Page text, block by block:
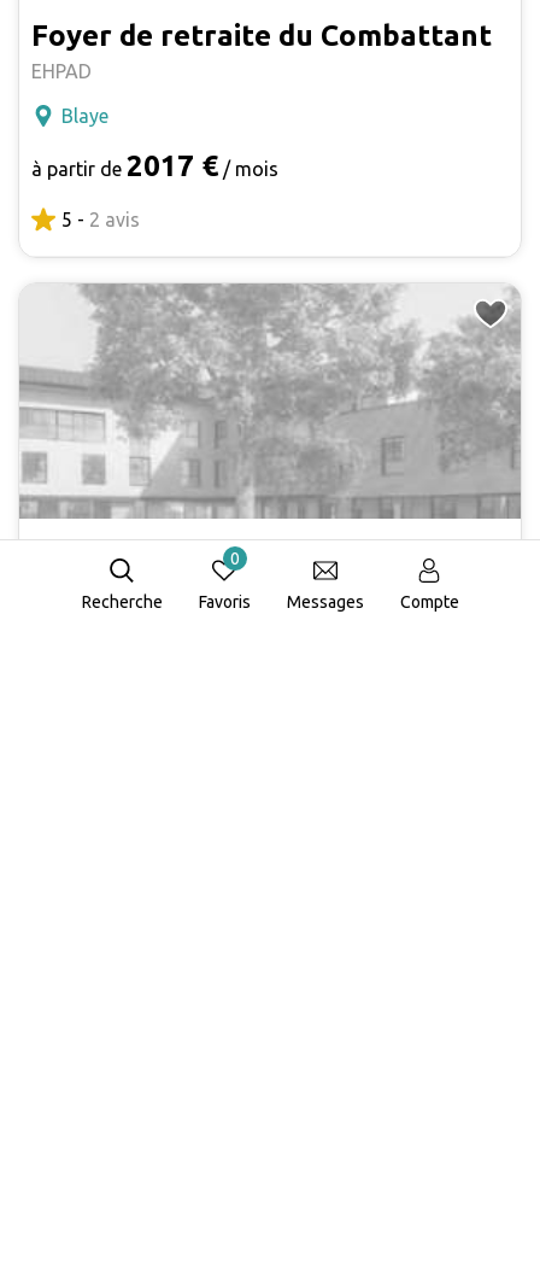
Foyer de retraite du Combattant
EHPAD
Blaye
à partir de 2017 € / mois
5 - 2 avis
Paul Ardouin
EHPADRecherche Favoris
0
Messages Compte